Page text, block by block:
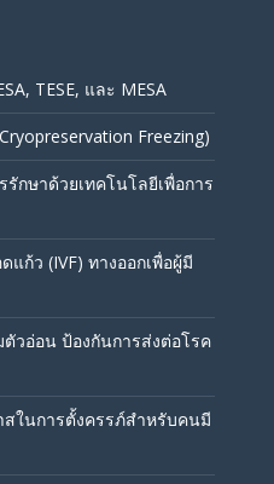
TESE, และ MESA
Freezing)
กษาด้วยเทคโนโลยีเพื่อการ
ก้ว (IVF) ทางออกเพื่อผู้มี
วอ่อน ป้องกันการส่งต่อโรค
สในการตั้งครรภ์สำหรับคนมี